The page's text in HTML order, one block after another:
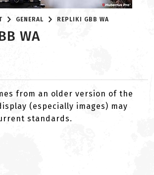
GENERAL REPLIKI GBB WA
WA
from an older version of the
(especially images) may
standards.